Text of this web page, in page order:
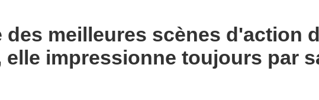
des meilleures scènes d'action
elle impressionne toujours par